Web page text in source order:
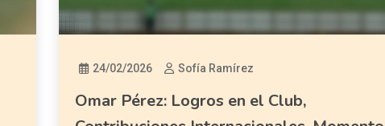
24/02/2026 Sofía Ramírez
Omar Pérez: Logros en el Club,